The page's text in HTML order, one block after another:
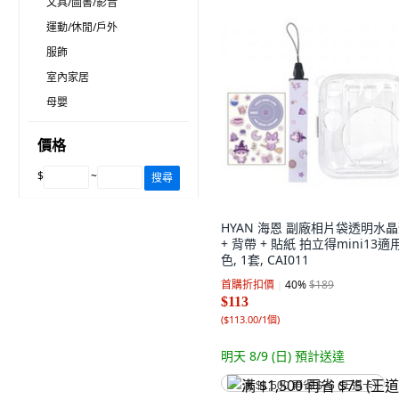
運動/休閒/戶外
服飾
室內家居
母嬰
價格
$ ~ 搜尋
HYAN 海恩 副廠相片袋透明水
+ 背帶 + 貼紙 拍立得mini13適
色, 1套, CAI011
首購折扣價 40%$189
$113
($113.00/1個)
明天 8/9 (日) 預計送達
满 $1,500 再省 $75 (王道卡)